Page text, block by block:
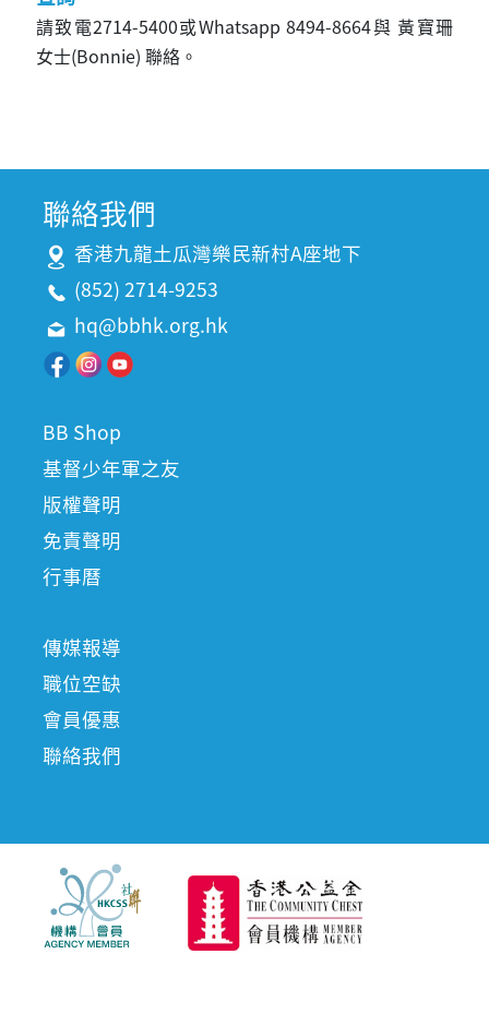
請致電2714-5400或Whatsapp 8494-8664與 黃寶珊
女士(Bonnie) 聯絡。
聯絡我們
香港九龍土瓜灣樂民新村A座地下
(852) 2714-9253
hq@bbhk.org.hk
BB Shop
基督少年軍之友
版權聲明
免責聲明
行事曆
傳媒報導
職位空缺
會員優惠
聯絡我們